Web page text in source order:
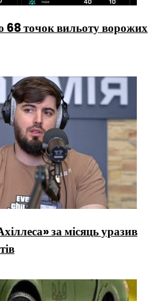
68 точок вильоту ворожих
за місяць уразив